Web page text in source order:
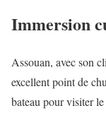
Immersion
Assouan, avec son
excellent point de
bateau pour visiter